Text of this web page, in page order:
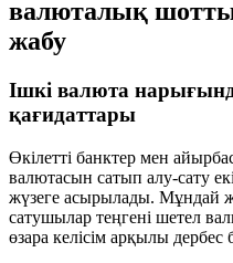
валюталық шотты
жабу
Ішкі валюта
қағидаттары
Өкілетті банктер мен
валютасын сатып алу-сату
жүзеге асырылады. Мұндай
сатушылар теңгені шетел
өзара келісім арқылы дербес